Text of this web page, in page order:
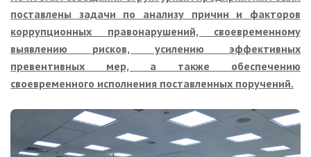
поставлены задачи по анализу причин и факторов
коррупционных правонарушений, своевременному
выявлению рисков, усилению эффективных
превентивных мер, а также обеспечению
своевременного исполнения поставленных поручений.